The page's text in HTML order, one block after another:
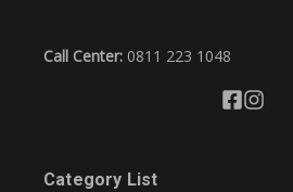
Call Center: 0811 223 1048
Category List